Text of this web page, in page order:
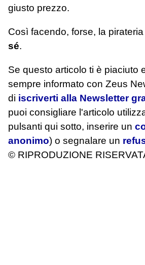
giusto prezzo.
Così facendo, forse, la pirateria
sé.
Se questo articolo ti è piaciuto
sempre informato con Zeus
di iscriverti alla Newsletter
puoi consigliare l'articolo
pulsanti qui sotto, inserire un
anonimo) o segnalare un
© RIPRODUZIONE